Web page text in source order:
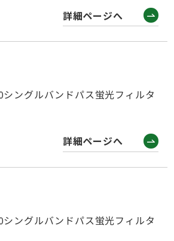
詳細ページへ
ングルバンドパス蛍光フィルタ
詳細ページへ
ングルバンドパス蛍光フィルタ